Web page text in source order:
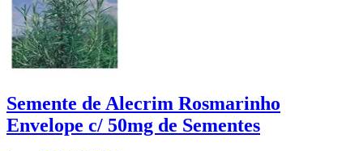
Semente de Alecrim Rosmarinho
Envelope c/ 50mg de Sementes